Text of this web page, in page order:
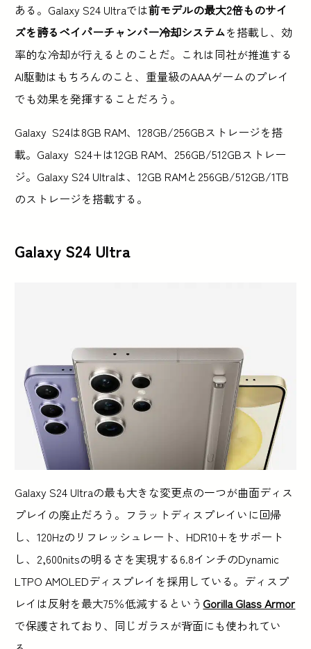
ある。Galaxy S24 Ultraでは前モデルの最大2倍ものサイ
ズを誇るベイパーチャンバー冷却システムを搭載し、効
率的な冷却が行えるとのことだ。これは同社が推進する
AI駆動はもちろんのこと、重量級のAAAゲームのプレイ
でも効果を発揮することだろう。
Galaxy S24は8GB RAM、128GB/256GBストレージを搭
載。Galaxy S24+は12GB RAM、256GB/512GBストレー
ジ。Galaxy S24 Ultraは、12GB RAMと256GB/512GB/1TB
のストレージを搭載する。
Galaxy S24 Ultra
Galaxy S24 Ultraの最も大きな変更点の一つが曲面ディス
プレイの廃止だろう。フラットディスプレイいに回帰
し、120Hzのリフレッシュレート、HDR10+をサポート
し、2,600nitsの明るさを実現する6.8インチのDynamic
LTPO AMOLEDディスプレイを採用している。ディスプ
レイは反射を最大75％低減するという Gorilla Glass Armor
で保護されており、同じガラスが背面にも使われてい